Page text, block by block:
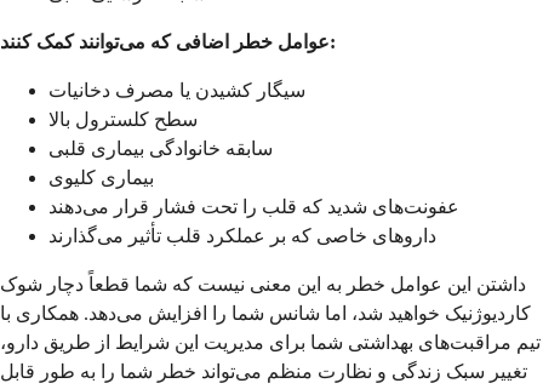
عوامل خطر اضافی که می‌توانند کمک کنند:
سیگار کشیدن یا مصرف دخانیات
سطح کلسترول بالا
سابقه خانوادگی بیماری قلبی
بیماری کلیوی
عفونت‌های شدید که قلب را تحت فشار قرار می‌دهند
داروهای خاصی که بر عملکرد قلب تأثیر می‌گذارند
داشتن این عوامل خطر به این معنی نیست که شما قطعاً دچار شوک
کاردیوژنیک خواهید شد، اما شانس شما را افزایش می‌دهد. همکاری با
تیم مراقبت‌های بهداشتی شما برای مدیریت این شرایط از طریق دارو،
تغییر سبک زندگی و نظارت منظم می‌تواند خطر شما را به طور قابل